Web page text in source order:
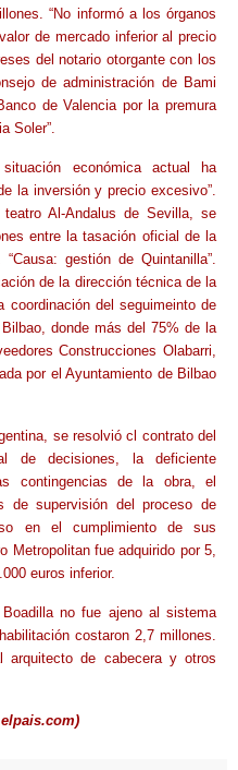
“No informó a los órganos
de mercado inferior al precio
del notario otorgante con los
de administración de Bami
de Valencia por la premura
Soler”.
económica actual ha
la inversión y precio excesivo”.
Al-Andalus de Sevilla, se
entre la tasación oficial de la
gestión de Quintanilla”.
de la dirección técnica de la
del seguimeinto de
donde más del 75% de la
Construcciones Olabarri,
por el Ayuntamiento de Bilbao
se resolvió cl contrato del
de decisiones, la deficiente
contingencias de la obra, el
de supervisión del proceso de
en el cumplimiento de sus
Metropolitan fue adquirido por 5,
euros inferior.
no fue ajeno al sistema
costaron 2,7 millones.
de cabecera y otros